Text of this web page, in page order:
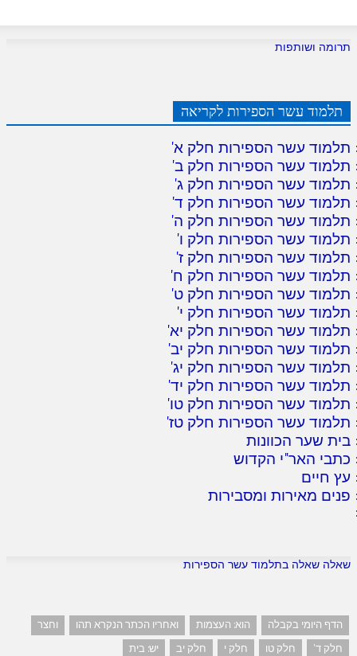
תרומה ושותפות
תלמוד עשר הספירות לקריאה
תלמוד עשר הספירות חלק א'
תלמוד עשר הספירות חלק ב'
תלמוד עשר הספירות חלק ג'
תלמוד עשר הספירות חלק ד'
תלמוד עשר הספירות חלק ה'
תלמוד עשר הספירות חלק ו'
תלמוד עשר הספירות חלק ז'
תלמוד עשר הספירות חלק ח'
תלמוד עשר הספירות חלק ט'
תלמוד עשר הספירות חלק י'
תלמוד עשר הספירות חלק יא'
תלמוד עשר הספירות חלק יב'
תלמוד עשר הספירות חלק יג'
תלמוד עשר הספירות חלק יד'
תלמוד עשר הספירות חלק טו'
תלמוד עשר הספירות חלק טז'
בית שער הכוונות
כתבי האר"י הקדוש
עץ חיים
פנים מאירות ומסבירות
שאלה שאלה בתלמוד עשר הספירות
הדף היומי בקבלה הוא: העצמות ואחריו הכתר הנקרא תהו
וחצר
חלק ד'
חלק טו חלק י חלק יב
יש: בית